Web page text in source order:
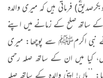
فرماتی ہیں کہ میری والدہ
ساتھ صلح کے زمانے میں اپنے
نے نبی اکرمﷺ سے پوچھا: میری
کیا میں ان کے ساتھ صلہ رحمی